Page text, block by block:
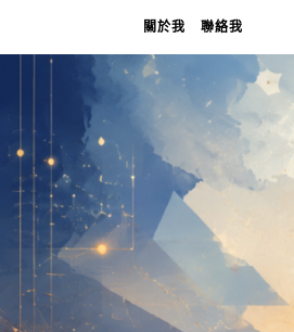
關於我 聯絡我